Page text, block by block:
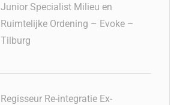
Junior Specialist Milieu en
Ruimtelijke Ordening – Evoke –
Tilburg
Regisseur Re-integratie Ex-